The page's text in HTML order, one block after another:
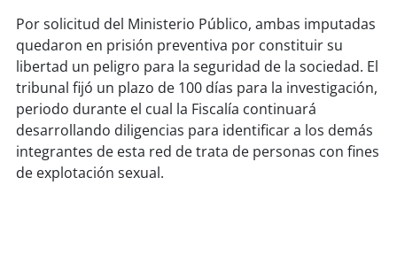
Por solicitud del Ministerio Público, ambas imputadas
quedaron en prisión preventiva por constituir su
libertad un peligro para la seguridad de la sociedad. El
tribunal fijó un plazo de 100 días para la investigación,
periodo durante el cual la Fiscalía continuará
desarrollando diligencias para identificar a los demás
integrantes de esta red de trata de personas con fines
de explotación sexual.